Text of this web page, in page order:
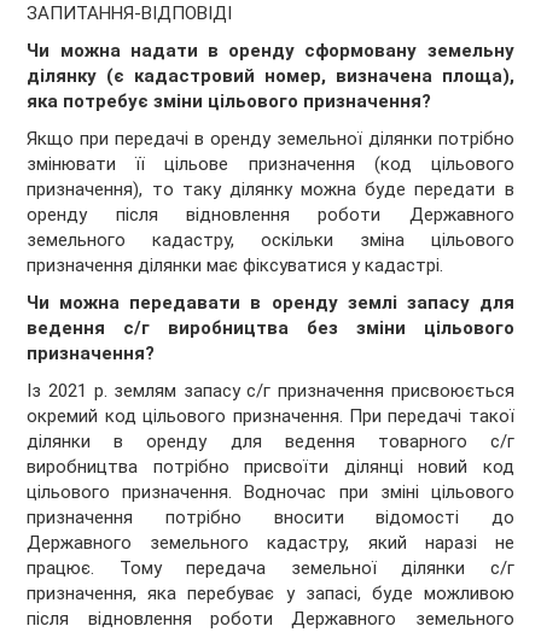
ЗАПИТАННЯ-ВІДПОВІДІ
Чи можна надати в оренду сформовану земельну
ділянку (є кадастровий номер, визначена площа),
яка потребує зміни цільового призначення?
Якщо при передачі в оренду земельної ділянки потрібно
змінювати її цільове призначення (код цільового
призначення), то таку ділянку можна буде передати в
оренду після відновлення роботи Державного
земельного кадастру, оскільки зміна цільового
призначення ділянки має фіксуватися у кадастрі.
Чи можна передавати в оренду землі запасу для
ведення с/г виробництва без зміни цільового
призначення?
Із 2021 р. землям запасу с/г призначення присвоюється
окремий код цільового призначення. При передачі такої
ділянки в оренду для ведення товарного с/г
виробництва потрібно присвоїти ділянці новий код
цільового призначення. Водночас при зміні цільового
призначення потрібно вносити відомості до
Державного земельного кадастру, який наразі не
працює. Тому передача земельної ділянки с/г
призначення, яка перебуває у запасі, буде можливою
після відновлення роботи Державного земельного